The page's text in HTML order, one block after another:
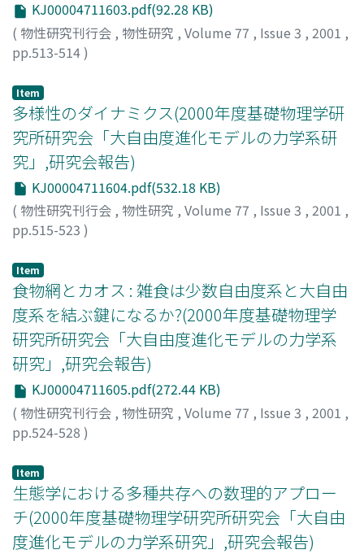
KJ00004711603.pdf(92.28 KB)
( 物性研究刊行会 , 物性研究 , Volume 77 , Issue 3 , 2001 ,
pp.513-514)
Item
多様性のダイナミクス(2000年度基礎物理学研
究所研究会「大自由度進化モデルの力学系研
究」,研究会報告)
KJ00004711604.pdf(532.18 KB)
( 物性研究刊行会 , 物性研究 , Volume 77 , Issue 3 , 2001 ,
pp.515-523 )
Item
食物網とカオス : 雑食は少数自由度系と大自由
度系を結ぶ鍵になるか?(2000年度基礎物理学
研究所研究会「大自由度進化モデルの力学系
研究」,研究会報告)
KJ00004711605.pdf(272.44 KB)
( 物性研究刊行会 , 物性研究 , Volume 77 , Issue 3 , 2001 ,
pp.524-528 )
Item
生態学における多種共存への数理的アプロー
チ(2000年度基礎物理学研究所研究会「大自由
度進化モデルの力学系研究」,研究会報告)